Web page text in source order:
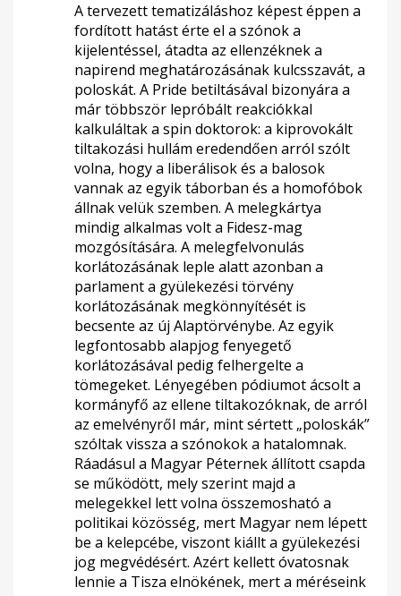
A tervezett tematizáláshoz képest éppen a
fordított hatást érte el a szónok a
kijelentéssel, átadta az ellenzéknek a
napirend meghatározásának kulcsszavát, a
poloskát. A Pride betiltásával bizonyára a
már többször lepróbált reakciókkal
kalkuláltak a spin doktorok: a kiprovokált
tiltakozási hullám eredendően arról szólt
volna, hogy a liberálisok és a balosok
vannak az egyik táborban és a homofóbok
állnak velük szemben. A melegkártya
mindig alkalmas volt a Fidesz-mag
mozgósítására. A melegfelvonulás
korlátozásának leple alatt azonban a
parlament a gyülekezési törvény
korlátozásának megkönnyítését is
becsente az új Alaptörvénybe. Az egyik
legfontosabb alapjog fenyegető
korlátozásával pedig felhergelte a
tömegeket. Lényegében pódiumot ácsolt a
kormányfő az ellene tiltakozóknak, de arról
az emelvényről már, mint sértett „poloskák”
szóltak vissza a szónokok a hatalomnak.
Ráadásul a Magyar Péternek állított csapda
se működött, mely szerint majd a
melegekkel lett volna összemosható a
politikai közösség, mert Magyar nem lépett
be a kelepcébe, viszont kiállt a gyülekezési
jog megvédésért. Azért kellett óvatosnak
lennie a Tisza elnökének, mert a méréseink